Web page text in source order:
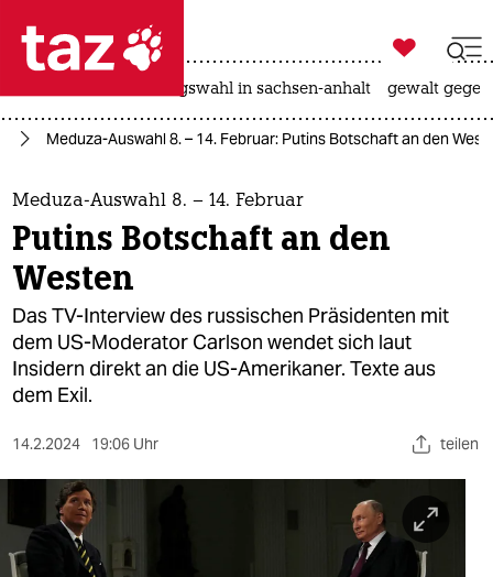
 taz zahl ich
taz zahl ich
themen
politik
öko
gesellschaft
kultur
sport
berlin
nord

taz zahl ich
landtagswahl in sachsen-anhalt gewalt
Meduza-Auswahl 8. – 14. Februar: Putins Botschaft an den
Meduza-Auswahl 8. – 14. Februar
Putins Botschaft an den
Westen
Das TV-Interview des russischen Präsidenten mit
dem US-Moderator Carlson wendet sich laut
Insidern direkt an die US-Amerikaner. Texte aus
dem Exil.
14.2.2024 19:06 Uhr teilen